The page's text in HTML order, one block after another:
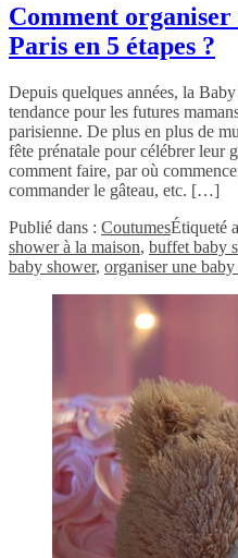
Comment organiser
Paris en 5 étapes ?
Depuis quelques années, la
tendance pour les futures
parisienne. De plus en plus de
fête prénatale pour célébrer leur
comment faire, par où
commander le gâteau, etc. […]
Publié dans : CoutumesÉtiqueté
shower à la maison, buffet baby
baby shower, organiser une